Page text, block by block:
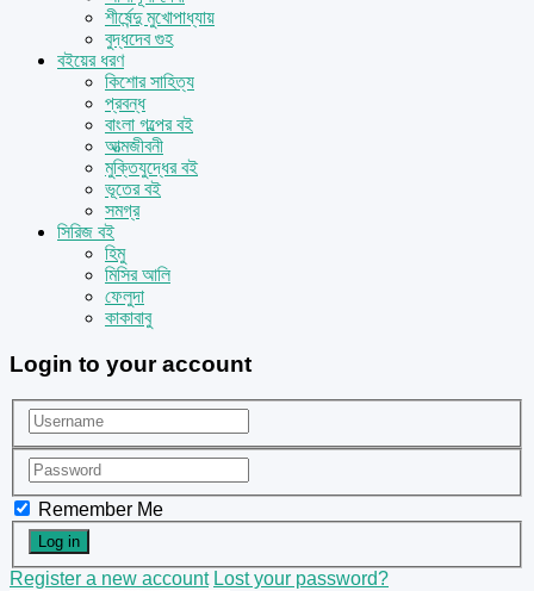
শীর্ষেন্দু মুখোপাধ্যায়
বুদ্ধদেব গুহ
বইয়ের ধরণ
কিশোর সাহিত্য
প্রবন্ধ
বাংলা গল্পের বই
আত্মজীবনী
মুক্তিযুদ্ধের বই
ভূতের বই
সমগ্র
সিরিজ বই
হিমু
মিসির আলি
ফেলুদা
কাকাবাবু
Login to your account
Remember Me
Register a new account Lost your password?